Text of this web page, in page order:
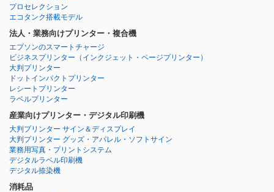
プロセレクション
エコタンク搭載モデル
法人・業務向けプリンター・複合機
エプソンのスマートチャージ
ビジネスプリンター （インクジェット・ページプリンター）
大判プリンター
ドットインパクトプリンター
レシートプリンター
ラベルプリンター
産業向けプリンター・デジタル印刷機
大判プリンター サイン＆ディスプレイ
大判プリンター グッズ・アパレル・ソフトサイン
業務用写真・プリントシステム
デジタルラベル印刷機
デジタル捺染機
消耗品